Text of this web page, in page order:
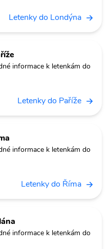
Letenky do Londýna
informace k letenkám do
Letenky do Paříže
informace k letenkám do
Letenky do Říma
informace k letenkám do